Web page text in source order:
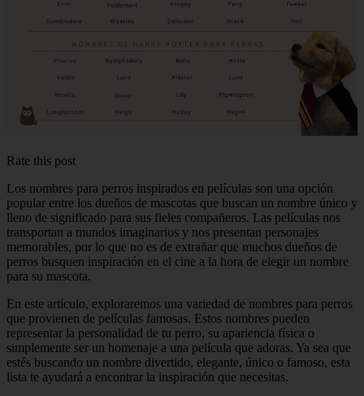
Rate this post
Los nombres para perros inspirados en películas son una opción
popular entre los dueños de mascotas que buscan un nombre único y
lleno de significado para sus fieles compañeros. Las películas nos
transportan a mundos imaginarios y nos presentan personajes
memorables, por lo que no es de extrañar que muchos dueños de
perros busquen inspiración en el cine a la hora de elegir un nombre
para su mascota.
En este artículo, exploraremos una variedad de nombres para perros
que provienen de películas famosas. Estos nombres pueden
representar la personalidad de tu perro, su apariencia física o
simplemente ser un homenaje a una película que adoras. Ya sea que
estés buscando un nombre divertido, elegante, único o famoso, esta
lista te ayudará a encontrar la inspiración que necesitas.